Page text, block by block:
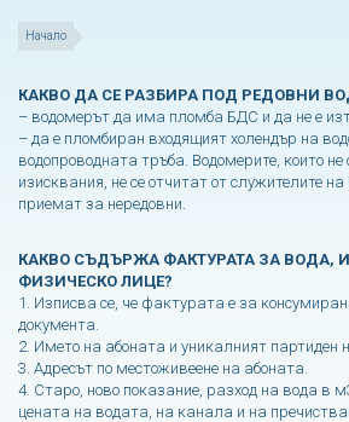
Начало
КАКВО ДА СЕ РАЗБИРА ПОД РЕДОВНИ
– водомерът да има пломба БДС и да не е
– да е пломбиран входящият холендър на
водопроводната тръба. Водомерите, които не
изисквания, не се отчитат от служителите
приемат за нередовни.
КАКВО СЪДЪРЖА ФАКТУРАТА ЗА ВОДА,
ФИЗИЧЕСКО ЛИЦЕ?
1. Изписва се, че фактурата е за
документа.
2. Името на абоната и уникалният партиден
3. Адресът по местоживеене на абоната.
4. Старо, ново показание, разход на вода в
цената на водата, на канала и на